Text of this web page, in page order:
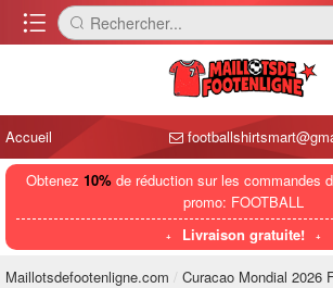
󰈍 󰅼 Rechercher...
Accueil
Obtenez 10%de réduction sur les commandes
promo: FOOTBALL
Livraison gratuite!
Maillotsdefootenligne.com Curacao Mondial 2026